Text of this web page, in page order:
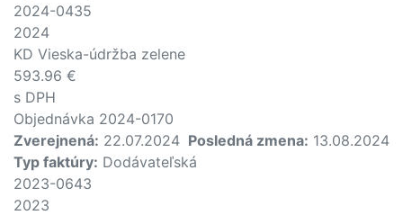
2024-0435
2024
KD Vieska-údržba zelene
593.96 €
s DPH
Objednávka 2024-0170
Zverejnená: 22.07.2024 Posledná zmena: 13.08.2024
Typ faktúry: Dodávateľská
2023-0643
2023